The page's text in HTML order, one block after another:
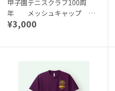
甲子園テニスクラブ100周
年 メッシュキャップ グ
リーン
¥3,000